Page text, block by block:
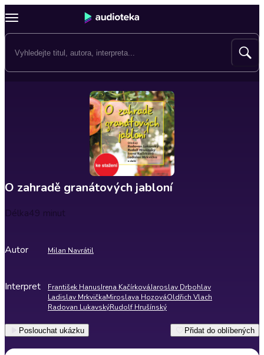
O zahradě granátových jabloní
Délka49 minut
Autor Milan Navrátil
Interpret František HanusIrena KačírkováJaroslav Drbohlav
Ladislav MrkvičkaMiroslava HozováOldřich Vlach
Radovan LukavskýRudolf Hrušínský
Poslouchat ukázku Přidat do oblíbených